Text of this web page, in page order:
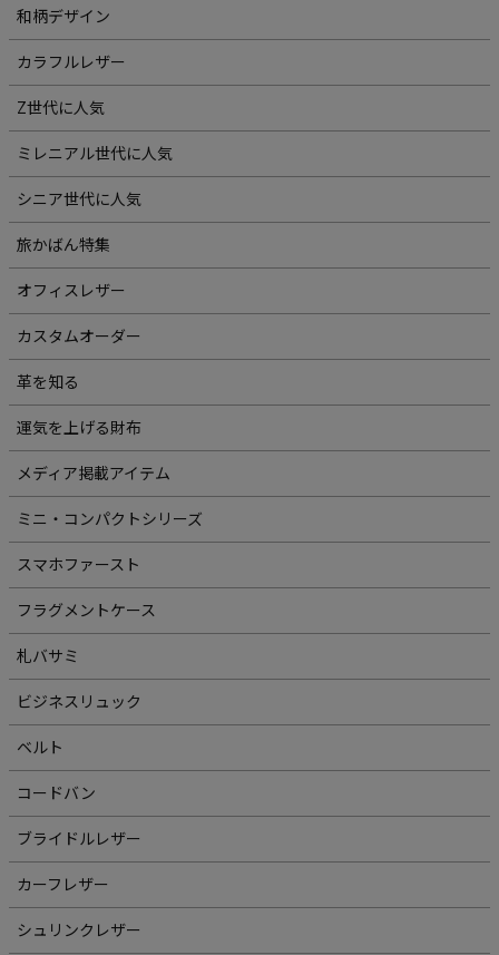
和柄デザイン
カラフルレザー
Z世代に人気
ミレニアル世代に人気
シニア世代に人気
旅かばん特集
オフィスレザー
カスタムオーダー
革を知る
運気を上げる財布
メディア掲載アイテム
ミニ・コンパクトシリーズ
スマホファースト
フラグメントケース
札バサミ
ビジネスリュック
ベルト
コードバン
ブライドルレザー
カーフレザー
シュリンクレザー